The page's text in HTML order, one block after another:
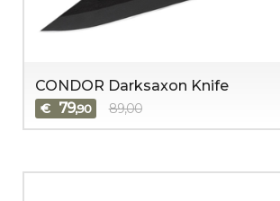
CONDOR Darksaxon Knife
€ 79,90 89,00